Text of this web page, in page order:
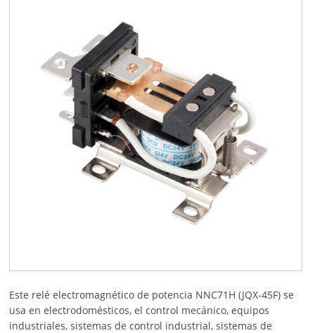
Este relé electromagnético de potencia NNC71H (JQX-45F) se
usa en electrodomésticos, el control mecánico, equipos
industriales, sistemas de control industrial, sistemas de